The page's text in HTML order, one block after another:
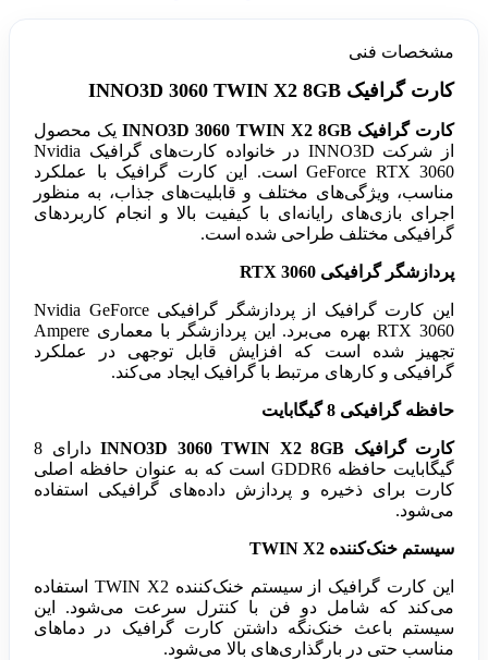
مشخصات فنی
کارت گرافیک INNO3D 3060 TWIN X2 8GB
کارت گرافیک INNO3D 3060 TWIN X2 8GB
یک محصول
از شرکت INNO3D در خانواده کارت‌های گرافیک Nvidia
GeForce RTX 3060 است. این کارت گرافیک با عملکرد
مناسب، ویژگی‌های مختلف و قابلیت‌های جذاب، به منظور
اجرای بازی‌های رایانه‌ای با کیفیت بالا و انجام کاربردهای
گرافیکی مختلف طراحی شده است.
پردازشگر گرافیکی RTX 3060
این کارت گرافیک از پردازشگر گرافیکی Nvidia GeForce
RTX 3060 بهره می‌برد. این پردازشگر با معماری Ampere
تجهیز شده است که افزایش قابل توجهی در عملکرد
گرافیکی و کارهای مرتبط با گرافیک ایجاد می‌کند.
حافظه گرافیکی 8 گیگابایت
کارت گرافیک INNO3D 3060 TWIN X2 8GB
دارای 8
گیگابایت حافظه GDDR6 است که به عنوان حافظه اصلی
کارت برای ذخیره و پردازش داده‌های گرافیکی استفاده
می‌شود.
سیستم خنک‌کننده TWIN X2
این کارت گرافیک از سیستم خنک‌کننده TWIN X2 استفاده
می‌کند که شامل دو فن با کنترل سرعت می‌شود. این
سیستم باعث خنک‌نگه داشتن کارت گرافیک در دماهای
مناسب حتی در بارگذاری‌های بالا می‌شود.